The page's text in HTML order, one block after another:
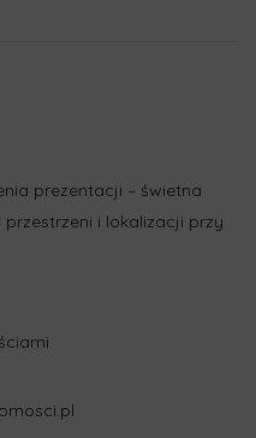
prezentacji – świetna
i lokalizacji przy